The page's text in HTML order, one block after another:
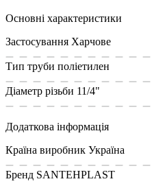
Основні характеристики
Застосування Харчове
Тип труби поліетилен
Діаметр різьби 11/4"
Додаткова інформація
Країна виробник Україна
Бренд SANTEHPLAST